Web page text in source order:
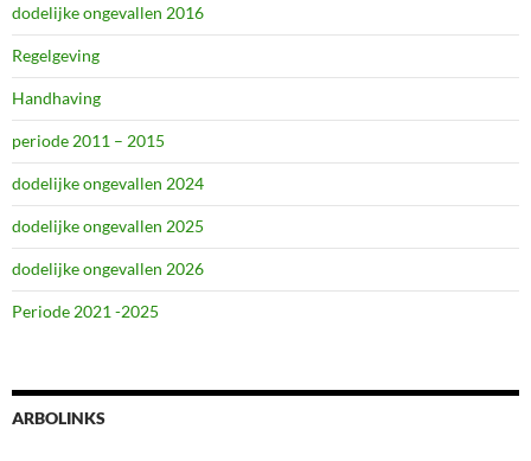
dodelijke ongevallen 2016
Regelgeving
Handhaving
periode 2011 – 2015
dodelijke ongevallen 2024
dodelijke ongevallen 2025
dodelijke ongevallen 2026
Periode 2021 -2025
ARBOLINKS